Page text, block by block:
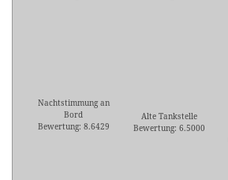
Nachtstimmung an
Bord
Bewertung: 8.6429
Alte Tankstelle
Bewertung: 6.5000